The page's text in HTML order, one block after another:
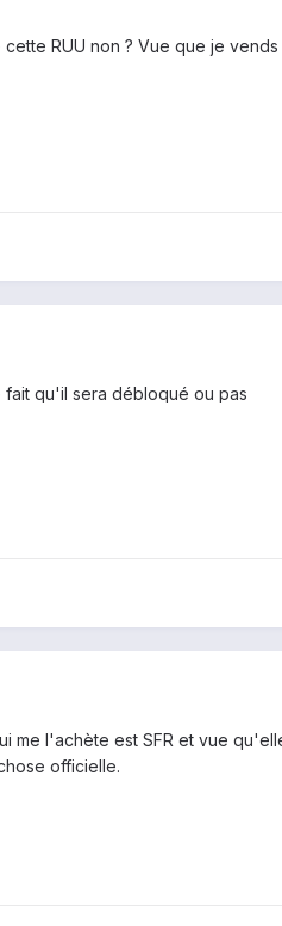
RUU non ? Vue que je vends
qu'il sera débloqué ou pas
me l'achète est SFR et vue
officielle.